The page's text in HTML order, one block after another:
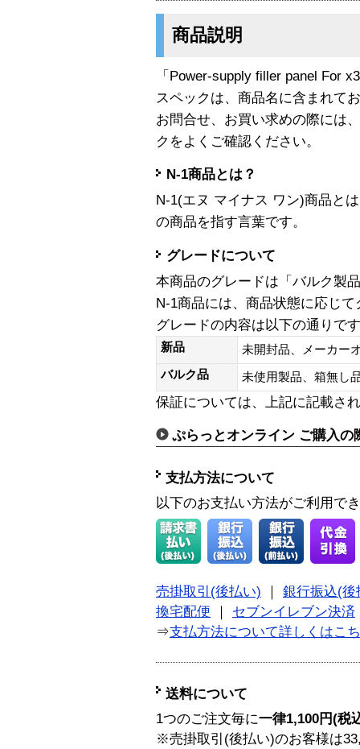
商品説明
「Power-supply filler panel For
スペックは、商品名に含まれて
お問合せ、お買い求めの際には
クをよくご確認ください。
N-1商品とは？
N-1(エヌ マイナス ワン)商品と
の商品を指す言葉です。
グレードについて
本商品のグレードは「バルク製
N-1商品には、商品状態に応じ
グレードの内容は以下の通りで
新品
未開封品、メーカー
バルク品
未使用製品、箱無
保証については、上記に記載さ
ぷらっとオンライン ご購入の
支払方法について
以下のお支払い方法がご利用で
売掛取引(後払い)
銀行振込(後
換宅配便
セブンイレブン決済
⇒支払方法について詳しくはこ
送料について
1つのご注文毎に一律1,100円(税
※売掛取引(後払い)のお客様は